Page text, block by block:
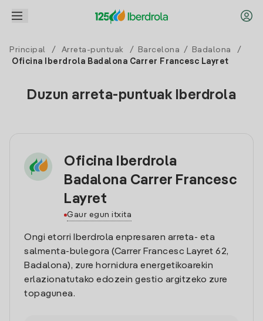
Principal / Arreta-puntuak / Barcelona / Badalona
/
Oficina Iberdrola Badalona Carrer Francesc Layret
Duzun arreta-puntuak Iberdrola
Oficina Iberdrola
Badalona Carrer Francesc
Layret
Gaur egun itxita
Ongi etorri Iberdrola enpresaren arreta- eta
salmenta-bulegora (Carrer Francesc Layret 62,
Badalona), zure hornidura energetikoarekin
erlazionatutako edozein gestio argitzeko zure
topagunea.